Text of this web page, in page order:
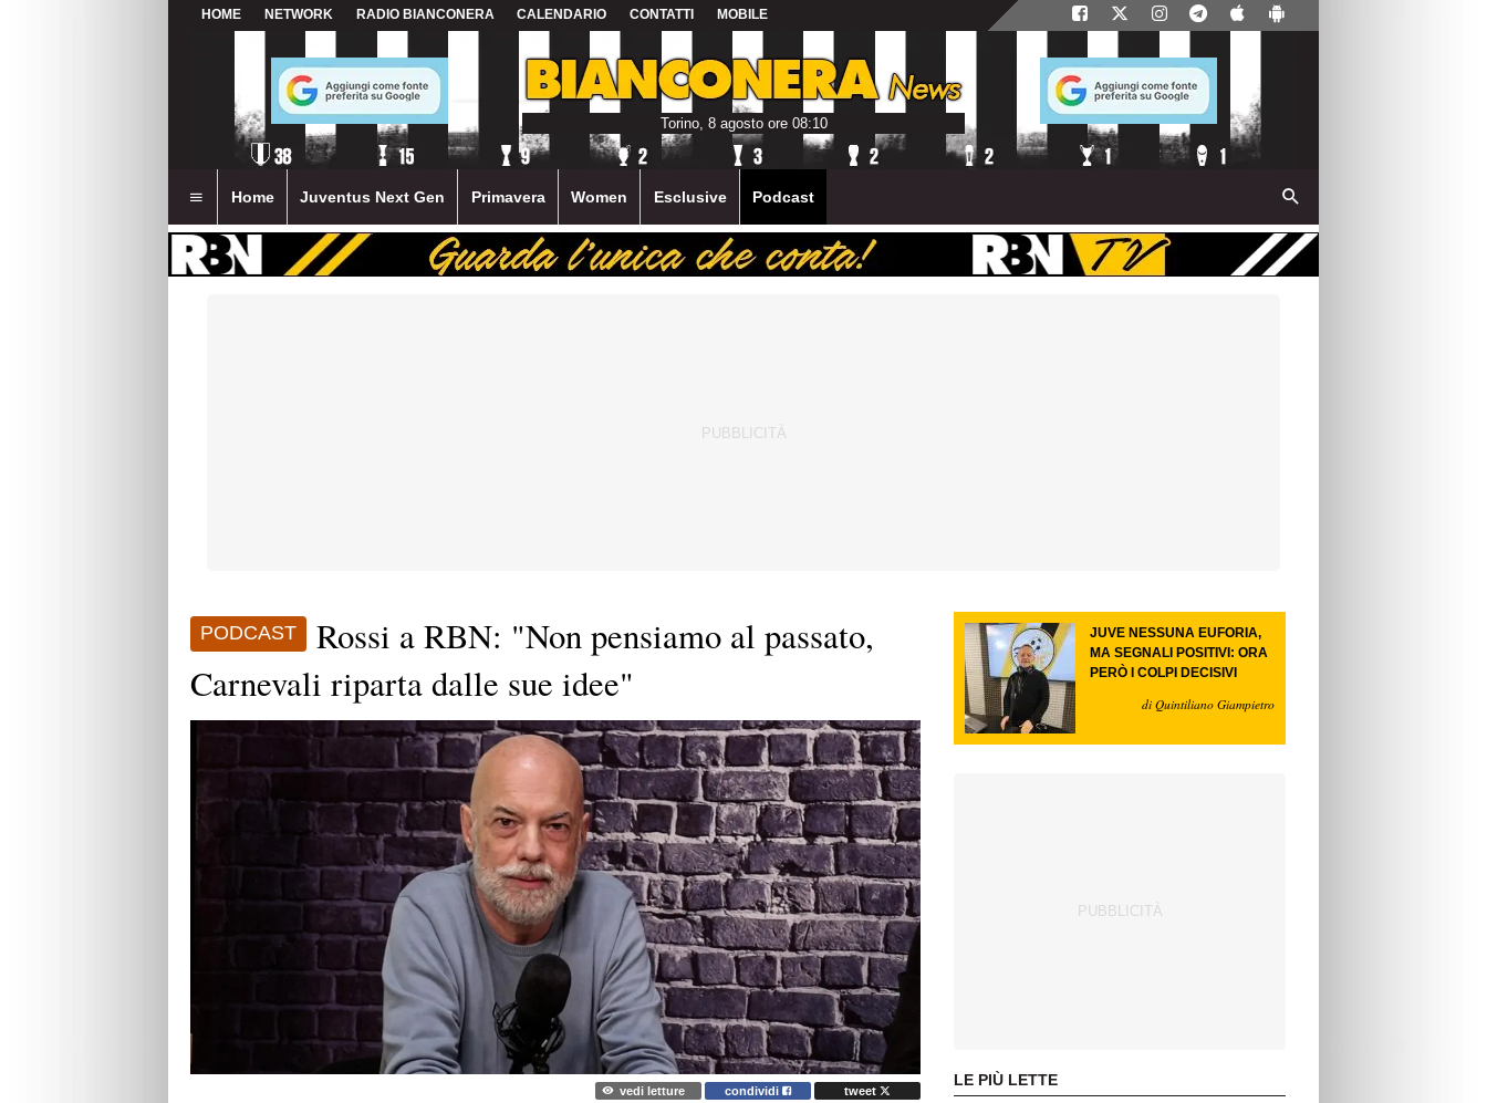
HOME NETWORK RADIO BIANCONERA CALENDARIO CONTATTI MOBILE
Torino, 8 agosto ore 08:10
Home Juventus Next Gen Primavera Women Esclusive Podcast
PODCAST
Rossi a RBN: "Non pensiamo al passato,
Carnevali riparta dalle sue idee"
vedi letture condividi
tweet
JUVE NESSUNA EUFORIA,
MA SEGNALI POSITIVI: ORA
PERÒ I COLPI DECISIVI
di Quintiliano Giampietro
LE PIÙ LETTE